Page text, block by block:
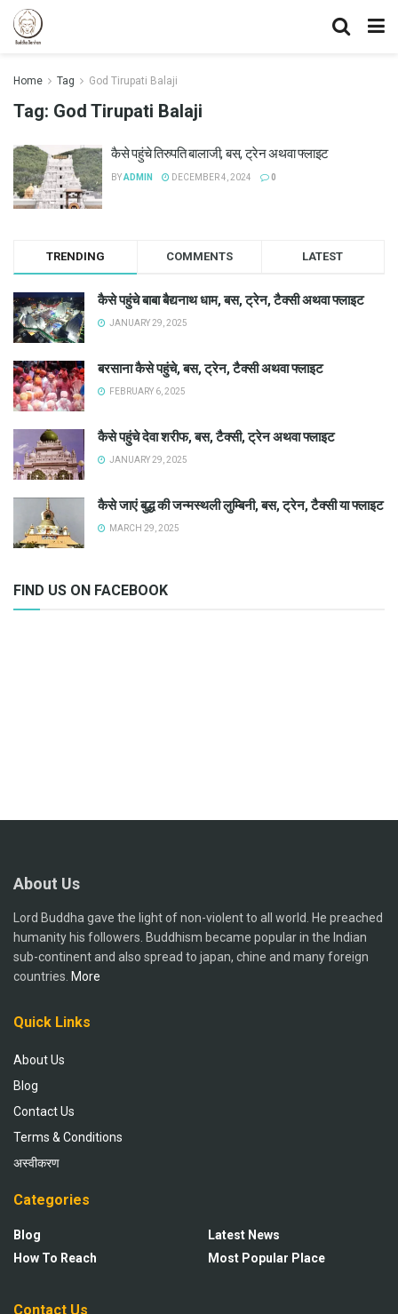
Home Tag God Tirupati Balaji
Tag: God Tirupati Balaji
कैसे पहुंचे तिरुपति बालाजी, बस, ट्रेन अथवा फ्लाइट
BYADMIN DECEMBER 4, 2024 0
TRENDING COMMENTS LATEST
कैसे पहुंचे बाबा बैद्यनाथ धाम, बस, ट्रेन, टैक्सी अथवा फ्लाइट
JANUARY 29, 2025
बरसाना कैसे पहुंचे, बस, ट्रेन, टैक्सी अथवा फ्लाइट
FEBRUARY 6, 2025
कैसे पहुंचे देवा शरीफ, बस, टैक्सी, ट्रेन अथवा फ्लाइट
JANUARY 29, 2025
कैसे जाएं बुद्ध की जन्मस्थली लुम्बिनी, बस, ट्रेन, टैक्सी या फ्लाइट
MARCH 29, 2025
FIND US ON FACEBOOK
About Us
Lord Buddha gave the light of non-violent to all world. He preached
humanity his followers. Buddhism became popular in the Indian
sub-continent and also spread to japan, chine and many foreign
countries. More
Quick Links
About Us
Blog
Contact Us
Terms & Conditions
अस्वीकरण
Categories
Blog
How To Reach
Latest News
Most Popular Place
Contact Us